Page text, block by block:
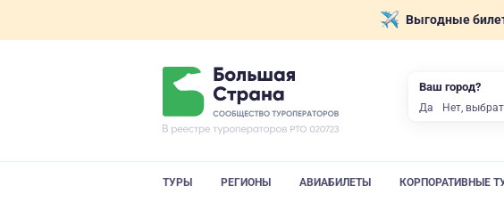
Выгодные
ТУРЫ РЕГИОНЫ АВИАБИЛЕТЫ КОРПОРАТИВНЫЕ
Ваш город?
Да Нет,